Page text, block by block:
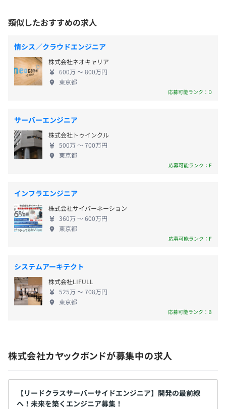
・医療系コミュニケーションアプリ開発
・子ども向けプログラミング教育アプリ開発
・大手通信会社レコメンド機能開発
・位置情報宝探しアプリ開発
・大手食品系ECサイト開発
・電子チケットネイティブアプリ開発
・ARシューティングアプリ
・カレンダーアプリ
など
・教育支援制度
（書籍購入制度、セミナー参加支援制度、資格取得支援制
度、e-ラーニング利用制度、練習用サーバー貸与制度）
・メンター制度
プロジェクトごとに選択
■本社
JR山手線「秋葉原」駅 徒歩5分
銀座線「末広町」駅 徒歩5分
■各プロジェクト先
最寄り駅は23区内の勤務先による
■その他
380万円／メンバー2年目（月給29万円＋賞与＋諸手
当）
410万円／メンバー3年目（月給30万円＋賞与＋諸手
当）
530万円／チームリーダー（月給40万円＋賞与＋諸手
当）
715万円／グループリーダー（月給47万円＋賞与＋諸手
※試用期間について
試用期間中の雇用形態は契約社員となります。
（※想定年収は年収提示額を保証するものではありません）
平均残業時間：平均14-19時間／月
● 年末年始休暇
● 有給休暇
● その他（結婚休暇、子女結婚休暇、配偶者出産休暇 な
ど）
が社内で開発する案件に携わっていますが、スキル
アップなどを目的として外部案件にも挑戦したいと
いう希望がある際には、柔軟に調整が可能です。 加
えて、秋葉原に拠点を構えていることもあり、サブカ
ルチャー系の趣味を持つ社員が多い傾向にあります。
ゲームが好きな人も多く、休憩時間や業務後にゲー
ムをプレイしている社員も。社員同士がプライベー
しやすい雰囲気の中でリラックスしながら業務に取
り組めます。
類似したおすすめの求人
情シス／クラウドエンジニア
株式会社ネオキャリア
600万 〜 800万円
東京都
応募可能ランク：D
サーバーエンジニア
株式会社トゥインクル
500万 〜 700万円
東京都
応募可能ランク：F
インフラエンジニア
株式会社サイバーネーション
360万 〜 600万円
東京都
応募可能ランク：F
システムアーキテクト
株式会社LIFULL
525万 〜 708万円
東京都
応募可能ランク：B
株式会社カヤックボンドが募集中の求人
【リードクラスサーバーサイドエンジニア】開発の最前線
へ！未来を築くエンジニア募集！